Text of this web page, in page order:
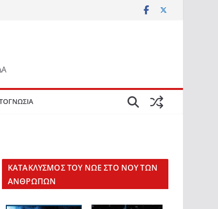
KΑΤΑΚΛΥΣΜΟΣ ΤΟΥ ΝΩΕ ΣΤΟ ΝΟΥ ΤΩΝ
ΑΝΘΡΩΠΩΝ